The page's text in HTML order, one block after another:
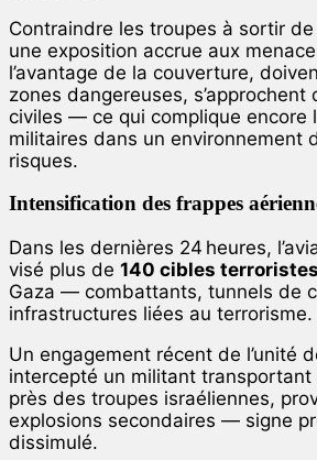
Contraindre les troupes à sortir
une exposition accrue aux
l’avantage de la couverture,
zones dangereuses, s’approchent
civiles — ce qui complique encore
militaires dans un environnement
risques.
Intensification des frappes
Dans les dernières 24 heures,
visé plus de 140 cibles terroristes
Gaza — combattants, tunnels de
infrastructures liées au terrorisme.
Un engagement récent de l’unité
intercepté un militant transportant
près des troupes israéliennes,
explosions secondaires — signe
dissimulé.